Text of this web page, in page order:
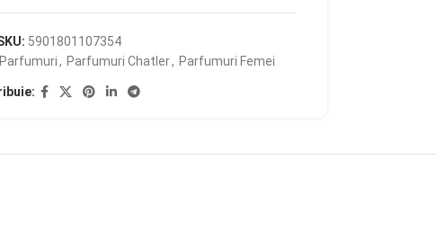
5901801107354
Parfumuri , Parfumuri Chatler, Parfumuri Femei